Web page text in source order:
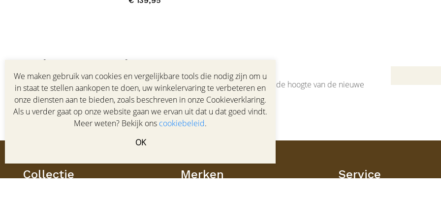
We maken gebruik van cookies en vergelijkbare tools die nodig zijn om u
in staat te stellen aankopen te doen, uw winkelervaring te verbeteren en
onze diensten aan te bieden, zoals beschreven in onze Cookieverklaring.
Als u verder gaat op onze website gaan we ervan uit dat u dat goed vindt.
Meer weten? Bekijk ons cookiebeleid.
OK
Volg ons op de voet
Meld u aan voor de nieuwsbrief van HOF schoenen en blijf als eerste op de hoogte van de nieuwe
collectie, trends en aanbiedingen.
Collectie Merken Service